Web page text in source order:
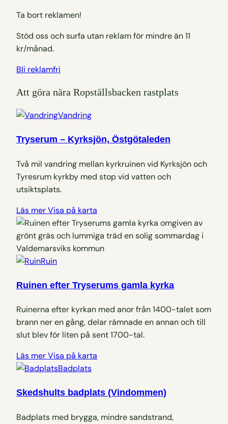
Ta bort reklamen!
Stöd oss och surfa utan reklam för mindre än 11
kr/månad.
Bli reklamfri
Att göra nära Ropställsbacken rastplats
Vandring
Tryserum – Kyrksjön, Östgötaleden
Två mil vandring mellan kyrkruinen vid Kyrksjön och
Tyresrum kyrkby med stop vid vatten och
utsiktsplats.
Läs merVisa på karta
Ruin
Ruinen efter Tryserums gamla kyrka
Ruinerna efter kyrkan med anor från 1400-talet som
brann ner en gång, delar rämnade en annan och till
slut blev för liten på sent 1700-tal.
Läs merVisa på karta
Badplats
Skedshults badplats (Vindommen)
Badplats med brygga, mindre sandstrand,